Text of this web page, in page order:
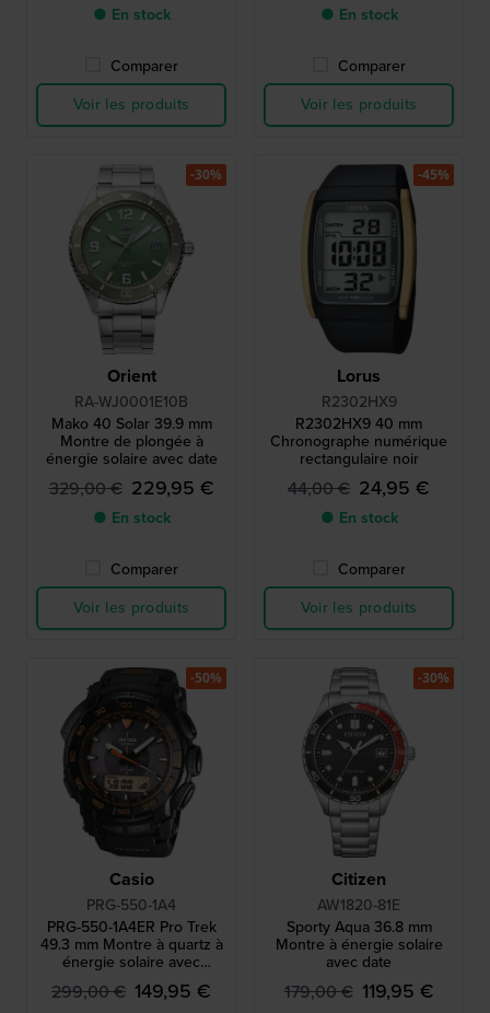
● En stock
Comparer
Voir les produits
● En stock
Comparer
Voir les produits
Orient
RA-WJ0001E10B
Mako 40 Solar 39.9 mm
Montre de plongée à
énergie solaire avec date
329,00 € 229,95 €
● En stock
Comparer
Voir les produits
-30%
Lorus
R2302HX9
R2302HX9 40 mm
Chronographe numérique
rectangulaire noir
44,00 € 24,95 €
● En stock
Comparer
Voir les produits
-45%
Casio
PRG-550-1A4
PRG-550-1A4ER Pro Trek
49.3 mm Montre à quartz à
énergie solaire avec
boussole, baromètre,
thermomètre et altimètre
299,00 € 149,95 €
-50%
Citizen
AW1820-81E
Sporty Aqua 36.8 mm
Montre à énergie solaire
avec date
179,00 € 119,95 €
-30%